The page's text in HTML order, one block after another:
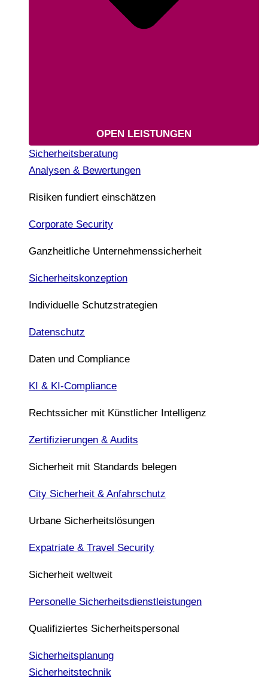
OPEN LEISTUNGEN
Sicherheitsberatung
Analysen & Bewertungen
Risiken fundiert einschätzen
Corporate Security
Ganzheitliche Unternehmenssicherheit
Sicherheitskonzeption
Individuelle Schutzstrategien
Datenschutz
Daten und Compliance
KI & KI-Compliance
Rechtssicher mit Künstlicher Intelligenz
Zertifizierungen & Audits
Sicherheit mit Standards belegen
City Sicherheit & Anfahrschutz
Urbane Sicherheitslösungen
Expatriate & Travel Security
Sicherheit weltweit
Personelle Sicherheitsdienstleistungen
Qualifiziertes Sicherheitspersonal
Sicherheitsplanung
Sicherheitstechnik